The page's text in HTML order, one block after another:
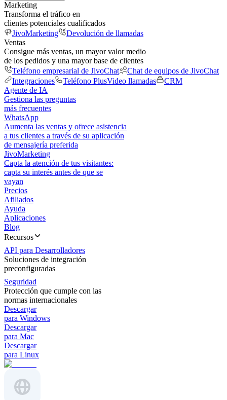
Marketing
Transforma el tráfico en
clientes potenciales cualificados
JivoMarketing
Devolución de llamadas
Ventas
Consigue más ventas, un mayor valor medio
de los pedidos y una mayor base de clientes
Teléfono empresarial de JivoChat
Chat de equipos de JivoChat
Integraciones
Teléfono PlusVideo llamadas
CRM
Agente de IA
Gestiona las preguntas
más frecuentes
WhatsApp
Aumenta las ventas y ofrece asistencia
a tus clientes a través de su aplicación
de mensajería preferida
JivoMarketing
Capta la atención de tus visitantes:
capta su interés antes de que se
vayan
Precios
Afiliados
Ayuda
Aplicaciones
Blog
Recursos
API para Desarrolladores
Soluciones de integración
preconfiguradas
Seguridad
Protección que cumple con las
normas internacionales
Descargar
para Windows
Descargar
para Mac
Descargar
para Linux